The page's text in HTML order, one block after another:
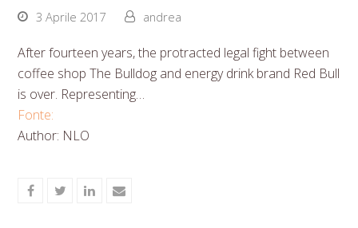
3 Aprile 2017 andrea
After fourteen years, the protracted legal fight between
coffee shop The Bulldog and energy drink brand Red Bull
is over. Representing…
Fonte:
Author: NLO
ShareShareShareShare